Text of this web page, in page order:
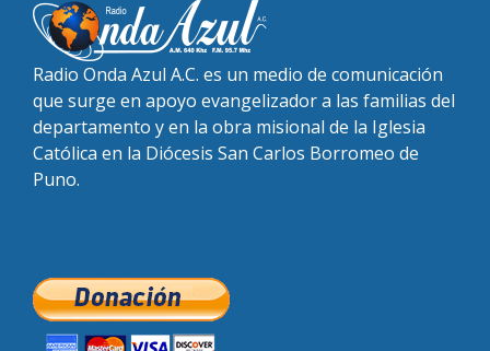
Radio Onda Azul A.C. es un medio de comunicación
que surge en apoyo evangelizador a las familias del
departamento y en la obra misional de la Iglesia
Católica en la Diócesis San Carlos Borromeo de
Puno.